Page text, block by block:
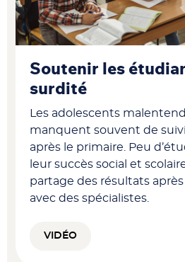
Soutenir les
surdité
Les adolescents
manquent souvent de
après le primaire. Peu
leur succès social et
partage des résultats
avec des spécialistes.
VIDÉO